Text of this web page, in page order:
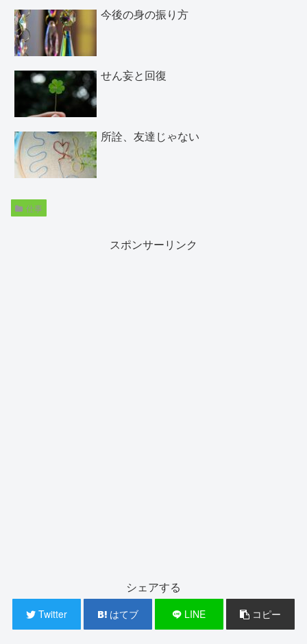
今後の身の振り方
せん妄と回復
所詮、友達じゃない
仕事
スポンサーリンク
シェアする
Twitter はてブ LINE コピー